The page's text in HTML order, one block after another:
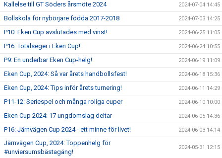
Kallelse till GT Söders årsmöte 2024 2024-07-04 14:45
Bollskola för nybörjare födda 2017-2018 2024-07-03 14:25
P10: Eken Cup avslutades med vinst! 2024-06-25 11:05
P16: Totalseger i Eken Cup! 2024-06-24 10:55
P9: En underbar Eken Cup-helg! 2024-06-19 11:09
Eken Cup, 2024: Så var årets handbollsfest! 2024-06-18 15:36
Eken Cup, 2024: Tips inför årets turnering! 2024-06-11 14:29
P11-12: Seriespel och många roliga cuper 2024-06-10 10:00
Eken Cup 2024: 17 ungdomslag deltar 2024-06-05 14:36
P16: Järnvägen Cup 2024 - ett minne för livet! 2024-06-03 14:14
Järnvägen Cup, 2024: Toppenhelg för
#unviersumsbästagäng!
2024-05-31 12:15